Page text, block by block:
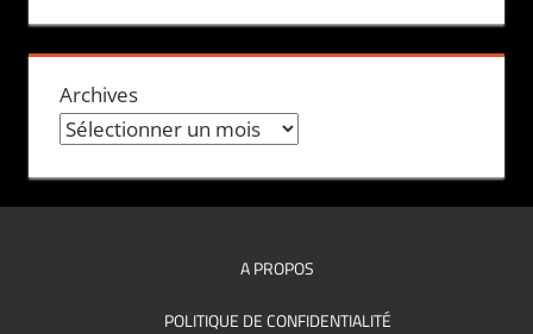
Archives
A PROPOS
POLITIQUE DE CONFIDENTIALITÉ